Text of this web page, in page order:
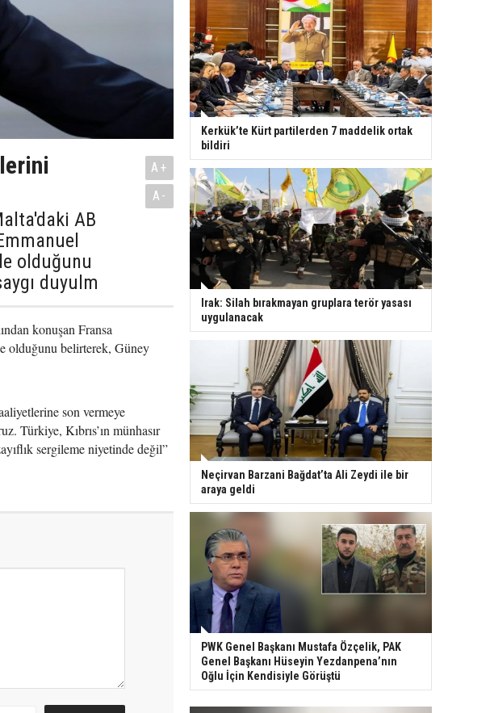
AB
olduğunu
duyulm
A+
A-
konuşan Fransa
olduğunu belirterek, Güney
son vermeye
Türkiye, Kıbrıs’ın münhasır
sergileme niyetinde değil”
Kerkük’te Kürt partilerden 7 maddelik ortak
bildiri
Irak: Silah bırakmayan gruplara terör yasası
uygulanacak
Neçirvan Barzani Bağdat’ta Ali Zeydi ile bir
araya geldi
PWK Genel Başkanı Mustafa Özçelik, PAK
Genel Başkanı Hüseyin Yezdanpena’nın
Oğlu İçin Kendisiyle Görüştü